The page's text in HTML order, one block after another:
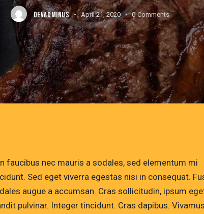
DEVADMINUS April 21, 2020 0 Comments
faucibus nec mauris a sodales, sed elementum mi
Sed eget viverra egestas nisi in consequat.
augue a accumsan. Cras sollicitudin, ipsum
pulvinar. Integer tincidunt. Cras dapibus. Vivamus